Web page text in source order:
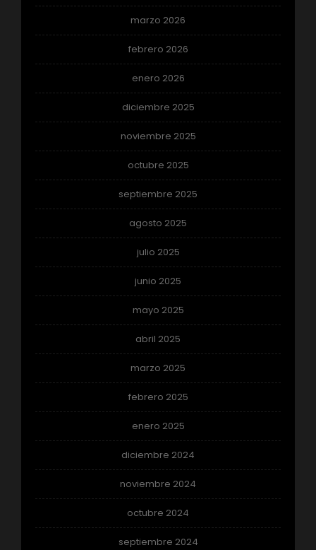
marzo 2026
febrero 2026
enero 2026
diciembre 2025
noviembre 2025
octubre 2025
septiembre 2025
agosto 2025
julio 2025
junio 2025
mayo 2025
abril 2025
marzo 2025
febrero 2025
enero 2025
diciembre 2024
noviembre 2024
octubre 2024
septiembre 2024